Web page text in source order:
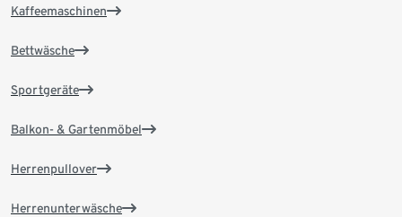
Kaffeemaschinen
Bettwäsche
Sportgeräte
Balkon- & Gartenmöbel
Herrenpullover
Herrenunterwäsche